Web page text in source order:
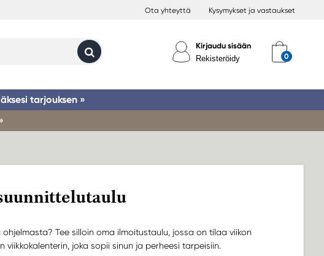
Ota yhteyttä Kysymykset ja vastaukset
Kirjaudu sisään
Rekisteröidy
tarjouksen »
Tee silloin oma ilmoitustaulu, jossa on tilaa viikon
viikkokalenterin, joka sopii sinun ja perheesi tarpeisiin.